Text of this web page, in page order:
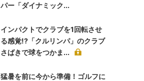
パー「ダイナミック...
インパクトでクラブを1回転させ
る感覚!?「クルリンパ」のクラブ
さばきで球をつかま...
猛暑を前に今から準備！ゴルフに